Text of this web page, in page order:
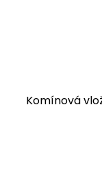
Komínová